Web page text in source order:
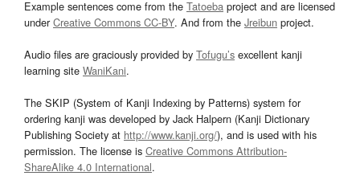
Example sentences come from the Tatoeba project and are licensed
underCreative Commons CC-BY. And from the Jreibun project.
Audio files are graciously provided by Tofugu’s excellent kanji
learning site WaniKani.
The SKIP (System of Kanji Indexing by Patterns) system for
ordering kanji was developed by Jack Halpern (Kanji Dictionary
Publishing Society at http://www.kanji.org/), and is used with his
permission. The license is Creative Commons Attribution-
ShareAlike 4.0 International.